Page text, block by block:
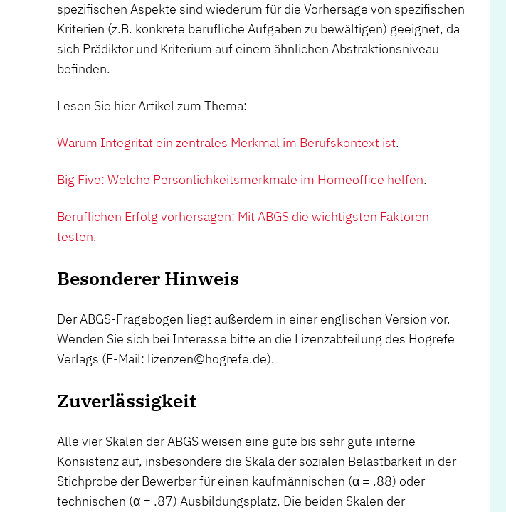
spezifischen Aspekte sind wiederum für die Vorhersage von spezifischen
Kriterien (z.B. konkrete berufliche Aufgaben zu bewältigen) geeignet, da
sich Prädiktor und Kriterium auf einem ähnlichen Abstraktionsniveau
befinden.
Lesen Sie hier Artikel zum Thema:
Warum Integrität ein zentrales Merkmal im Berufskontext ist.
Big Five: Welche Persönlichkeitsmerkmale im Homeoffice helfen.
Beruflichen Erfolg vorhersagen: Mit ABGS die wichtigsten Faktoren
testen.
Besonderer Hinweis
Der ABGS-Fragebogen liegt außerdem in einer englischen Version vor.
Wenden Sie sich bei Interesse bitte an die Lizenzabteilung des Hogrefe
Verlags (E-Mail: lizenzen@hogrefe.de).
Zuverlässigkeit
Alle vier Skalen der ABGS weisen eine gute bis sehr gute interne
Konsistenz auf, insbesondere die Skala der sozialen Belastbarkeit in der
Stichprobe der Bewerber für einen kaufmännischen (α = .88) oder
technischen (α = .87) Ausbildungsplatz. Die beiden Skalen der